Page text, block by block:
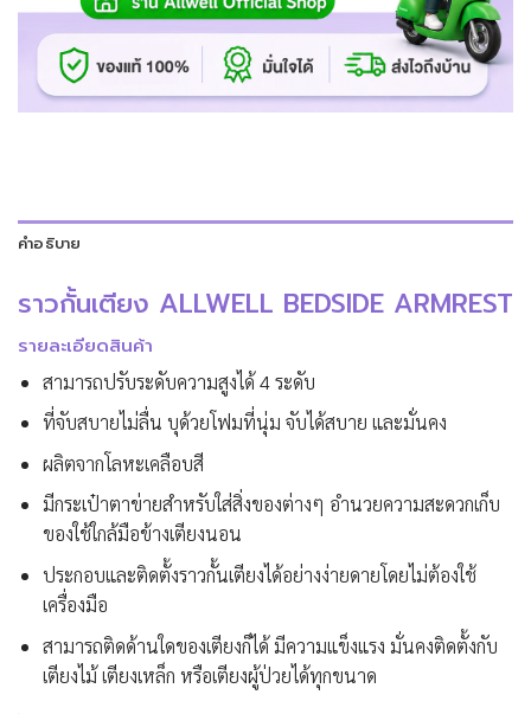
คำอธิบาย
ราวกั้นเตียง ALLWELL BEDSIDE ARMREST
รายละเอียดสินค้า
สามารถปรับระดับความสูงได้ 4 ระดับ
ที่จับสบายไม่ลื่น บุด้วยโฟมที่นุ่ม จับได้สบาย และมั่นคง
ผลิตจากโลหะเคลือบสี
มีกระเป๋าตาข่ายสำหรับใส่สิ่งของต่างๆ อำนวยความสะดวกเก็บ
ของใช้ใกล้มือข้างเตียงนอน
ประกอบและติดตั้งราวกั้นเตียงได้อย่างง่ายดายโดยไม่ต้องใช้
เครื่องมือ
สามารถติดด้านใดของเตียงก็ได้ มีความแข็งแรง มั่นคงติดตั้งกับ
เตียงไม้ เตียงเหล็ก หรือเตียงผู้ป่วยได้ทุกขนาด